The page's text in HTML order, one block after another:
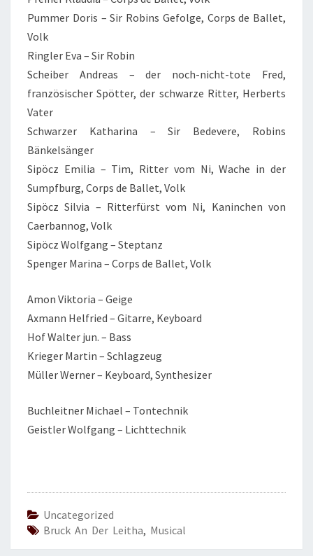
Pummer Doris – Sir Robins Gefolge, Corps de Ballet,
Volk
Ringler Eva – Sir Robin
Scheiber Andreas – der noch-nicht-tote Fred,
französischer Spötter, der schwarze Ritter, Herberts
Vater
Schwarzer Katharina – Sir Bedevere, Robins
Bänkelsänger
Sipöcz Emilia – Tim, Ritter vom Ni, Wache in der
Sumpfburg, Corps de Ballet, Volk
Sipöcz Silvia – Ritterfürst vom Ni, Kaninchen von
Caerbannog, Volk
Sipöcz Wolfgang – Steptanz
Spenger Marina – Corps de Ballet, Volk
Amon Viktoria – Geige
Axmann Helfried – Gitarre, Keyboard
Hof Walter jun. – Bass
Krieger Martin – Schlagzeug
Müller Werner – Keyboard, Synthesizer
Buchleitner Michael – Tontechnik
Geistler Wolfgang – Lichttechnik
Uncategorized
Bruck An Der Leitha, Musical